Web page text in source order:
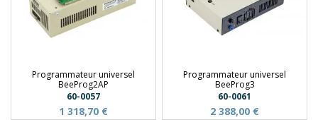
Programmateur universel
BeeProg2AP
60-0057
1 318,70 €
Programmateur universel
BeeProg3
60-0061
2 388,00 €